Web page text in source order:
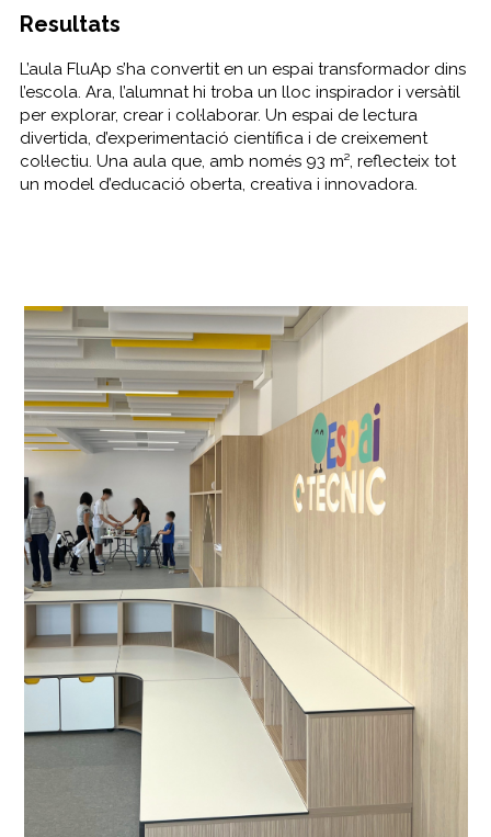
Resultats
L’aula FluAp s’ha convertit en un espai transformador dins
l’escola. Ara, l’alumnat hi troba un lloc inspirador i versàtil
per explorar, crear i col·laborar. Un espai de lectura
divertida, d’experimentació científica i de creixement
col·lectiu. Una aula que, amb només 93 m², reflecteix tot
un model d’educació oberta, creativa i innovadora.